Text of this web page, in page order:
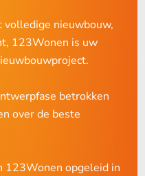
volledige nieuwbouw,
123Wonen is uw
betrokken
over de beste
123Wonen opgeleid in